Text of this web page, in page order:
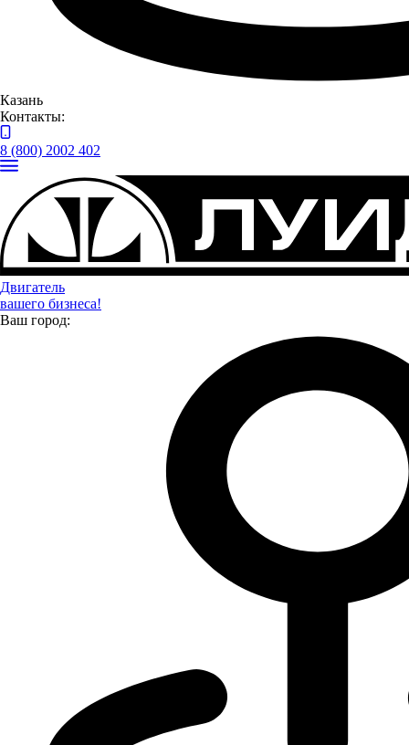
Казань
Контакты:
8 (800) 2002 402
Двигатель
вашего бизнеса!
Ваш город:
В гонках участвовал модифицированный Toyota Chaser
мощностью более 650 л.с., подготовленный лучшими
специалистами Нижнего Новгорода. После шести месяцев
доработок автомобиль перешёл в престижный класс ET11.
Тихон Шаклеин, имеющий лицензии РАФ и FIA, показал
выдающееся мастерство. В квалификационных заездах он
установил рекорд класса – 11.005 секунд. Команда вошла в
топ-8 сильнейших участников, где соперниками стали
владельцы премиальных спортивных автомобилей, таких как
Audi RS3, RS6, RS7, BMW M440, Toyota Supra.